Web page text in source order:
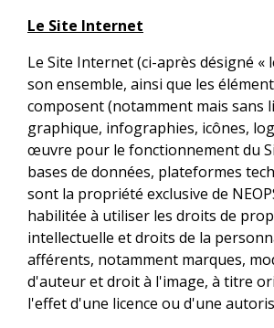
Le Site Internet
Le Site Internet (ci-après désigné «
son ensemble, ainsi que les
composent (notamment mais sans
graphique, infographies, icônes,
œuvre pour le fonctionnement du
bases de données, plateformes
sont la propriété exclusive de
habilitée à utiliser les droits de
intellectuelle et droits de la
afférents, notamment marques,
d'auteur et droit à l'image, à titre
l'effet d'une licence ou d'une